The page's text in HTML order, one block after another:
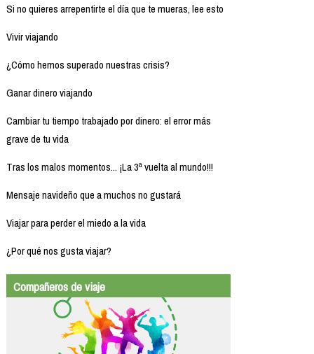
Si no quieres arrepentirte el día que te mueras, lee esto
Vivir viajando
¿Cómo hemos superado nuestras crisis?
Ganar dinero viajando
Cambiar tu tiempo trabajado por dinero: el error más
grave de tu vida
Tras los malos momentos... ¡La 3ª vuelta al mundo!!!
Mensaje navideño que a muchos no gustará
Viajar para perder el miedo a la vida
¿Por qué nos gusta viajar?
Compañeros de viaje